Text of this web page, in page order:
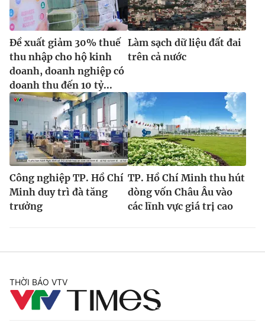
Đề xuất giảm 30% thuế
thu nhập cho hộ kinh
doanh, doanh nghiệp có
doanh thu đến 10 tỷ...
Làm sạch dữ liệu đất đai
trên cả nước
Công nghiệp TP. Hồ Chí
Minh duy trì đà tăng
trưởng
TP. Hồ Chí Minh thu hút
dòng vốn Châu Âu vào
các lĩnh vực giá trị cao
THỜI BÁO VTV